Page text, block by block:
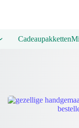
Cadeaupakketten